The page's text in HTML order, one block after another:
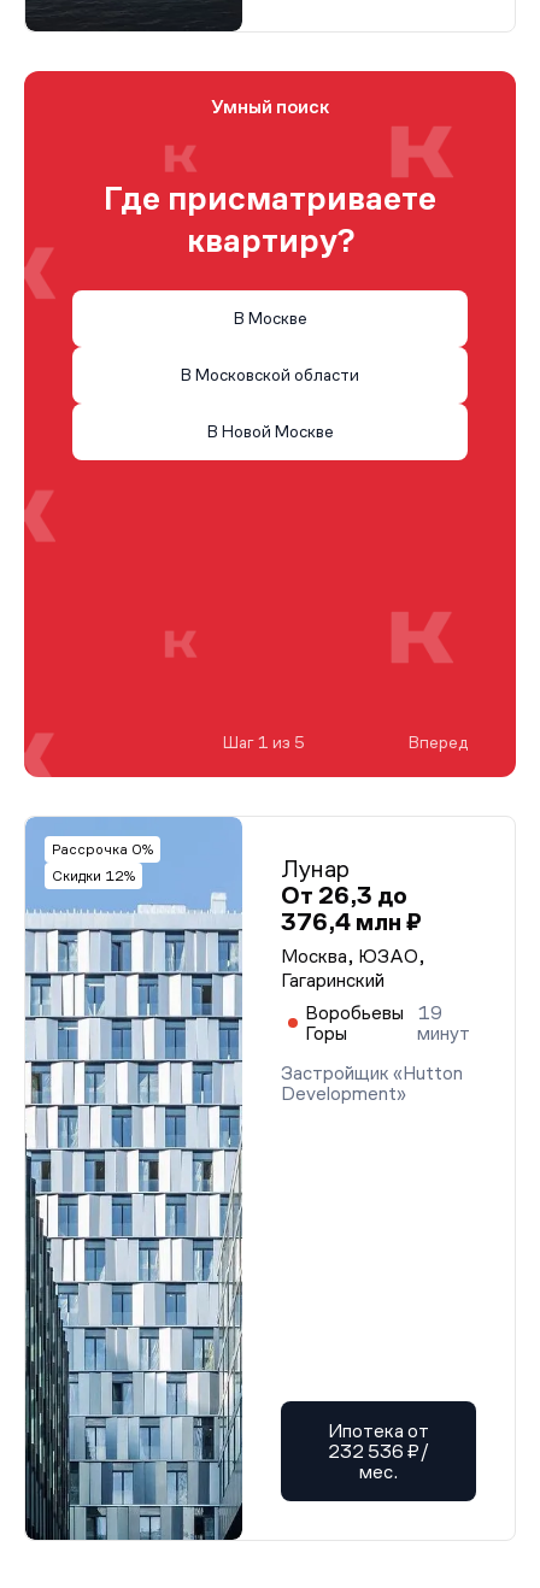
Рассрочка 0%
Скидки 12%
Лунар
От 26,3 до
376,4 млн ₽
Москва, ЮЗАО,
Гагаринский
Воробьевы
Горы
19
минут
Застройщик «Hutton
Development»
Ипотека от
232 536 ₽/
мес.
Умный поиск
Где присматриваете
квартиру?
В Москве
В Московской области
В Новой Москве
Шаг 1 из 5 Вперед